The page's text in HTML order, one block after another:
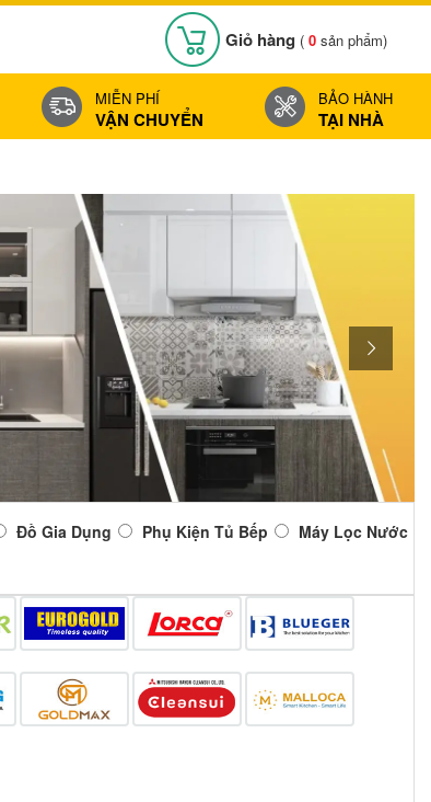
Giỏ hàng ( 0 sản phẩm)
MIỄN PHÍ
VẬN CHUYỂN
BẢO HÀNH
TẠI NHÀ
Đồ Gia Dụng Phụ Kiện Tủ Bếp
Máy Lọc Nước